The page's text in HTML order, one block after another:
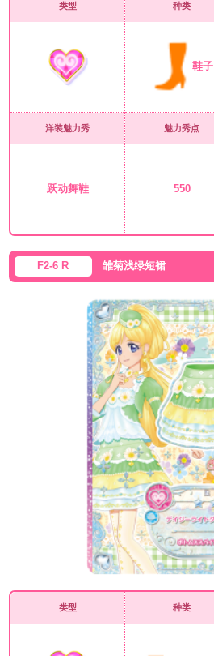
类型 种类
鞋子
洋装魅力秀
跃动舞鞋
魅力秀点
550
F2-6 R 雏菊浅绿短裙
类型 种类